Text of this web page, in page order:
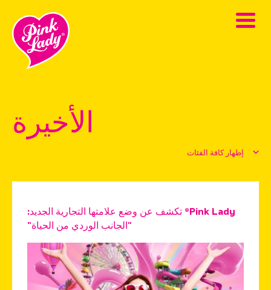
الأخيرة
إظهار كافة الفئات
Pink Lady® تكشف عن وضع علامتها التجارية الجديد:
"الجانب الوردي من الحياة"